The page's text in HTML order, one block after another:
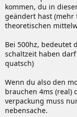
kommen, du in
geändert hast (mehr
theoretischen
Bei 500hz, bedeutet
schaltzeit haben
quatsch)
Wenn du also den
brauchen 4ms (real)
verpackung muss
nebensache.